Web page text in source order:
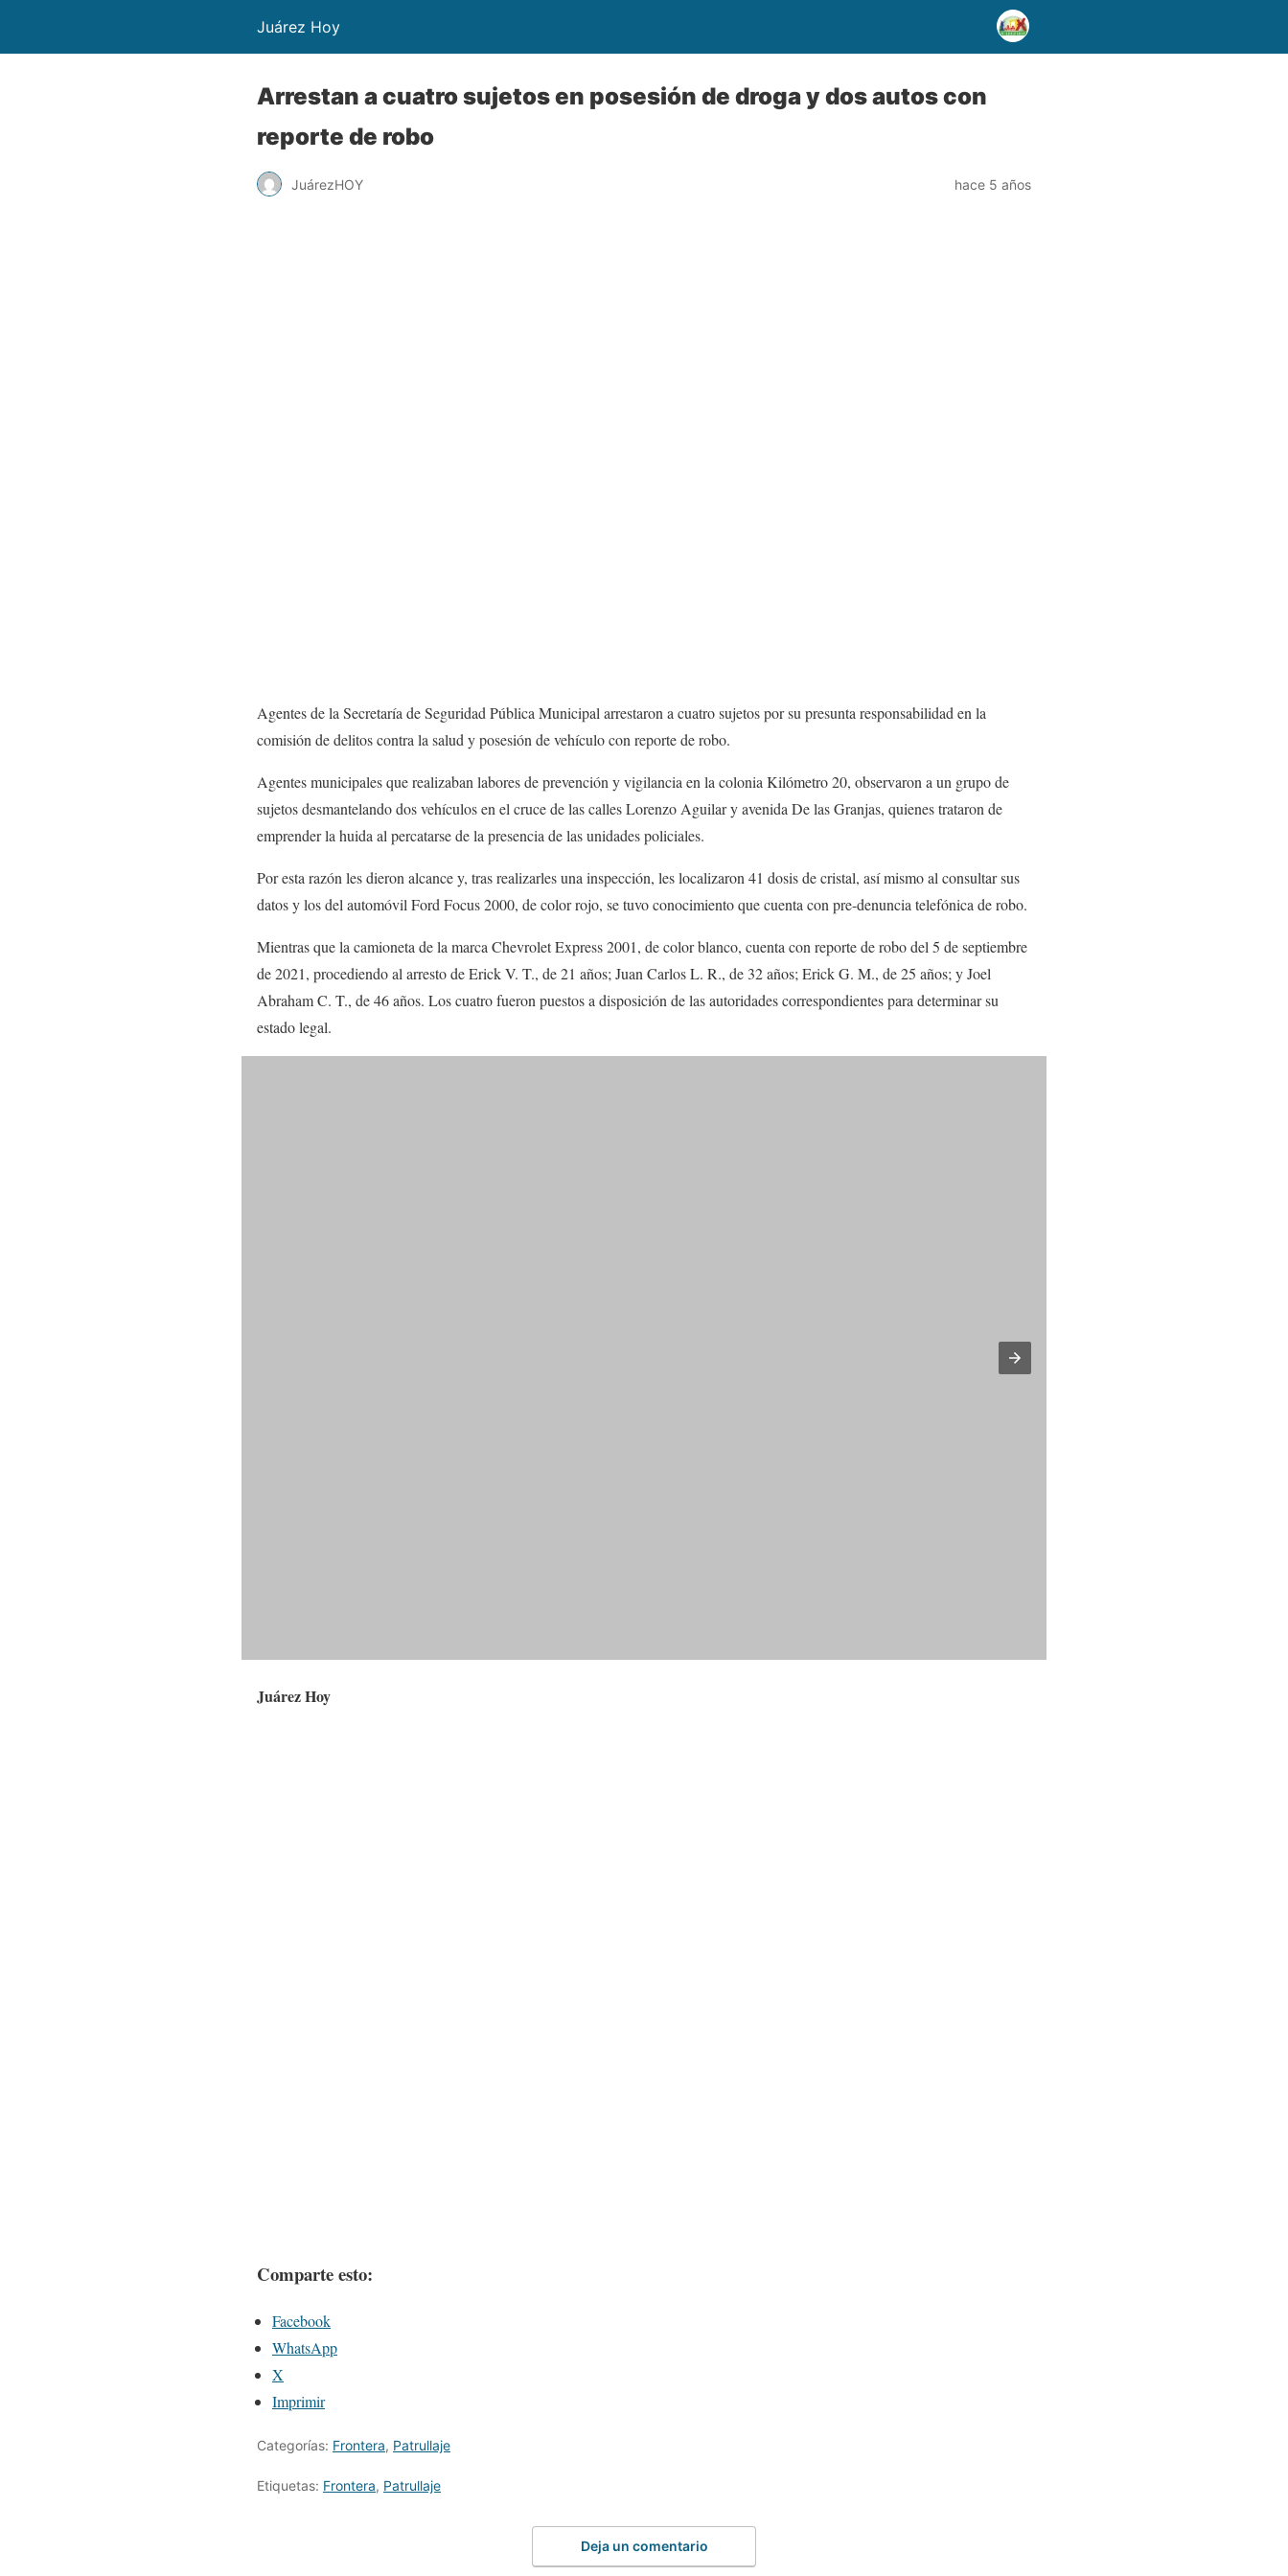
Juárez Hoy
Arrestan a cuatro sujetos en posesión de droga y dos autos con
reporte de robo
JuárezHOY hace 5 años
Agentes de la Secretaría de Seguridad Pública Municipal arrestaron a cuatro sujetos por su presunta responsabilidad en la
comisión de delitos contra la salud y posesión de vehículo con reporte de robo.
Agentes municipales que realizaban labores de prevención y vigilancia en la colonia Kilómetro 20, observaron a un grupo de
sujetos desmantelando dos vehículos en el cruce de las calles Lorenzo Aguilar y avenida De las Granjas, quienes trataron de
emprender la huida al percatarse de la presencia de las unidades policiales.
Por esta razón les dieron alcance y, tras realizarles una inspección, les localizaron 41 dosis de cristal, así mismo al consultar sus
datos y los del automóvil Ford Focus 2000, de color rojo, se tuvo conocimiento que cuenta con pre-denuncia telefónica de robo.
Mientras que la camioneta de la marca Chevrolet Express 2001, de color blanco, cuenta con reporte de robo del 5 de septiembre
de 2021, procediendo al arresto de Erick V. T., de 21 años; Juan Carlos L. R., de 32 años; Erick G. M., de 25 años; y Joel
Abraham C. T., de 46 años. Los cuatro fueron puestos a disposición de las autoridades correspondientes para determinar su
estado legal.
Juárez Hoy
Comparte esto:
Facebook
WhatsApp
X
Imprimir
Categorías: Frontera, Patrullaje
Etiquetas: Frontera, Patrullaje
Deja un comentario